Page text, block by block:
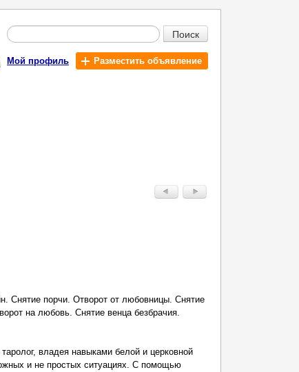
Поиск
Мой профиль Разместить объявление
Снятие порчи. Отворот от любовницы. Снятие
на любовь. Снятие венца безбрачия.
владея навыками белой и церковной
и не простых ситуациях. С помощью